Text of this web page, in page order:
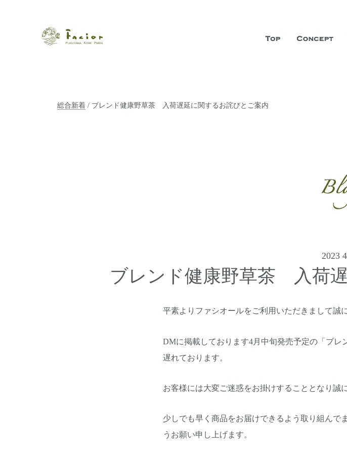
【福山・神戸・Paris】オーガニックエステ
瀬戸内から世界に展開するエステサロン「ファシオール」。福山市に3店舗、神戸三宮に「神戸店」
ポジティブライフを応援します。オーガニックコスメ・商品にこだわり、内面から美しくなることを
総合新着 / ブレンド健康野草茶 入荷遅延に関するお詫びとご案内
2023
ブレンド健康野草茶 入荷
平素よりファシオールをご利用いただきまして誠
DMに掲載しております4月中旬発売予定の「ブレ
遅れております。
お客様には大変ご迷惑をお掛けすることとなり誠
少しでも早く商品をお届けできるよう取り組んで
うお願い申し上げます。